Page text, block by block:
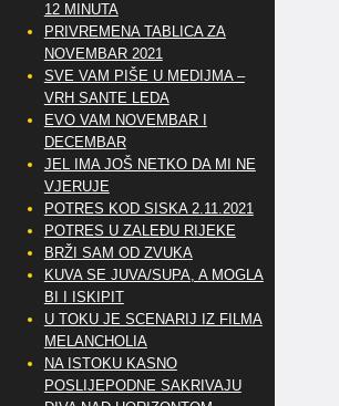
12 MINUTA
PRIVREMENA TABLICA ZA
NOVEMBAR 2021
SVE VAM PIŠE U MEDIJMA –
VRH SANTE LEDA
EVO VAM NOVEMBAR I
DECEMBAR
JEL IMA JOŠ NETKO DA MI NE
VJERUJE
POTRES KOD SISKA 2.11.2021
POTRES U ZALEĐU RIJEKE
BRŽI SAM OD ZVUKA
KUVA SE JUVA/SUPA, A MOGLA
BI I ISKIPIT
U TOKU JE SCENARIJ IZ FILMA
MELANCHOLIA
NA ISTOKU KASNO
POSLIJEPODNE SAKRIVAJU